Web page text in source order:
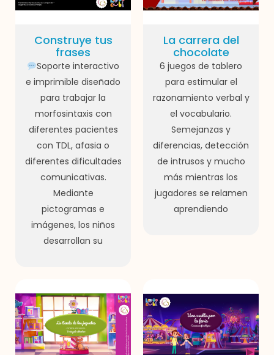
Construye tus
frases
Soporte interactivo
e imprimible diseñado
para trabajar la
morfosintaxis con
diferentes pacientes
con TDL, afasia o
diferentes dificultades
comunicativas.
Mediante
pictogramas e
imágenes, los niños
desarrollan su
La carrera del
chocolate
6 juegos de tablero
para estimular el
razonamiento verbal y
el vocabulario.
Semejanzas y
diferencias, detección
de intrusos y mucho
más mientras los
jugadores se relamen
aprendiendo